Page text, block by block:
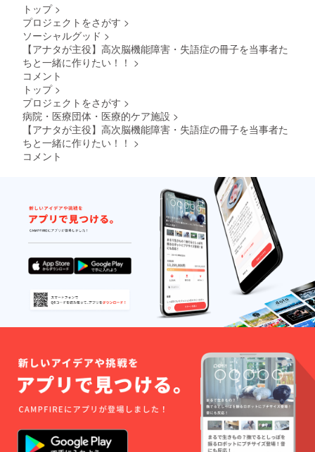
もの。
する。
たが、
40年の
試行錯
誤で色
んな夢
を叶え
まし
た。障
害が
あって
も諦め
ない。
夢を現
法。
お申込
みのあ
とご希
望の冊
子をお
選びく
ださ
い。
す。
https://
X/ な
お、書
ては、
出版
社、発
行者の
許可を
得てお
ります
トップ >
プロジェクトをさがす >
ソーシャルグッド >
【アナタが主役】高次脳機能障害・失語症の冊子を当事者た
ちと一緒に作りたい！！ >
コメント
トップ >
プロジェクトをさがす >
病院・医療団体・医療的ケア施設 >
【アナタが主役】高次脳機能障害・失語症の冊子を当事者た
ちと一緒に作りたい！！ >
コメント